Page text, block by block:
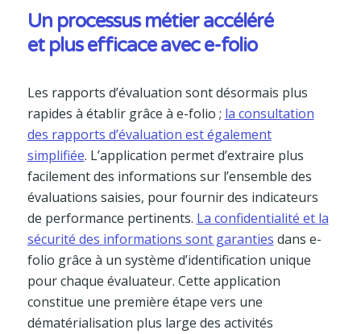
Un processus métier accéléré
et plus efficace avec e-folio
Les rapports d’évaluation sont désormais plus
rapides à établir grâce à e-folio ; la consultation
des rapports d’évaluation est également
simplifiée. L’application permet d’extraire plus
facilement des informations sur l’ensemble des
évaluations saisies, pour fournir des indicateurs
de performance pertinents. La confidentialité et la
sécurité des informations sont garanties dans e-
folio grâce à un système d’identification unique
pour chaque évaluateur. Cette application
constitue une première étape vers une
dématérialisation plus large des activités